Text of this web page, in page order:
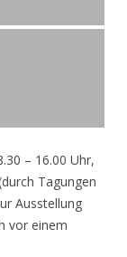
– 16.00 Uhr,
Tagungen
Ausstellung
vor einem